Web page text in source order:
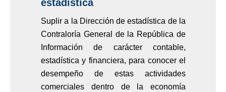
estadística
Suplir a la Dirección de estadística de la
Contraloría General de la República de
Información de carácter contable,
estadística y financiera, para conocer el
desempeño de estas actividades
comerciales dentro de la economía